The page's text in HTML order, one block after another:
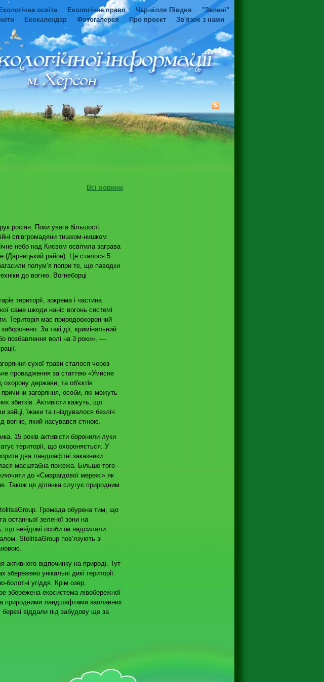
Екологічна освіта Екологічне право Чар-зілля Півдня
"Зелені"
Екокалендар Фотогалерея Про проект Зв'язок з нами
Всі новини
росіян. Поки увага більшості
співгромадяни тишком-нишком
небо над Києвом освітила заграва
(Дарницький район). Це сталося 5
полум’я попри те, що паводки
до вогню. Вогнеборці
території, зокрема і частина
саме шкоди наніс вогонь системі
Територія має природоохоронний
За такі дії, кримінальний
позбавлення волі на 3 роки», —
сухої трави сталося через
провадження за статтею «Умисне
держави, та об'єктів
загоряння, особи, які можуть
збитків. Активісти кажуть, що
зайці, їжаки та гніздувалося безліч
вогню, який насувався стіною.
15 років активісти боронили луки
території, що охороняється. У
два ландшафтні заказники
масштабна пожежа. Більше того -
до «Смарагдової мережі» як
Також ця ділянка слугує природним
Громада обурена тим, що
останньої зеленої зони на
що невідомі особи їм надсилали
StolitsaGroup пов’язують зі
відпочинку на природі. Тут
унікальні дикі території.
болотні угіддя. Крім озер,
збережена екосистема лівобережної
природними ландшафтами заплавних
віддали під забудову ще за